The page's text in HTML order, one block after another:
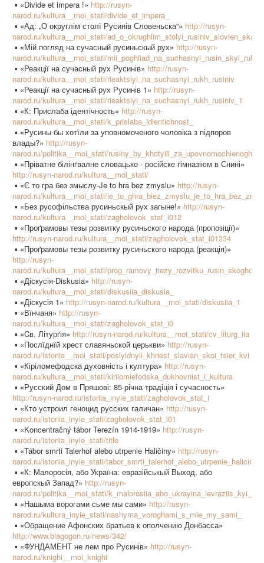
▪ «Divide et impera !» http://rusyn-
narod.ru/kultura__moi_stati/divide_et_impera_
▪ «Ад: „О округлім столї Русинів Словеньска“» http://rusyn-
narod.ru/kultura__moi_stati/ad_o_okrughlim_stolyi_rusiniv_slovien_ska_
▪ «Мій погляд на сучасный русиньскый рух» http://rusyn-
narod.ru/kultura__moi_stati/mii_poghliad_na_suchasnyi_rusin_skyi_rukh
▪ «Реакції на сучасный рух Русинів» http://rusyn-
narod.ru/kultura__moi_stati/rieaktsiyi_na_suchasnyi_rukh_rusiniv
▪ «Реакції на сучасный рух Русинів 1» http://rusyn-
narod.ru/kultura__moi_stati/rieaktsiyi_na_suchasnyi_rukh_rusiniv_1
▪ «К: Прислаба ідентічность» http://rusyn-
narod.ru/kultura__moi_stati/k_prislaba_idientichnost_
▪ «Русины бы хотїли за уповномоченого чоловіка з підпоров
влады?» http://rusyn-
narod.ru/politika__moi_stati/
▪ «Пріватне білінґвалне словацько - російске ґімназіюм в Снині»
http://rusyn-narod.ru/kultura__moi_stati/
▪ «Є то гра без змыслу-Je to hra bez zmyslu» http://rusyn-
narod.ru/kultura__moi_stati/
▪ «Без русофільства русиньскый рух загыне!» http://rusyn-
narod.ru/kultura__moi_stati/zagholovok_stat_i012
▪ «Проґрамовы тезы розвитку русиньского народа (пропозіції)»
http://rusyn-narod.ru/kultura__moi_stati/zagholovok_stat_i01234
▪ «Проґрамовы тезы розвитку русиньского народа (реакція)»
http://rusyn-
narod.ru/kultura__moi_stati/
▪ «Діскусія-Diskusia» http://rusyn-
narod.ru/kultura__moi_stati/diskusiia_diskusia_
▪ «Діскусія 1» http://rusyn-narod.ru/kultura__moi_stati/diskusiia_1
▪ «Вїнчаня» http://rusyn-
narod.ru/kultura__moi_stati/zagholovok_stat_i0
▪ «Cв. Літурґія» http://rusyn-narod.ru/kultura__moi_stati/cv_liturg_iia
▪ «Послїднїй хрест славяньской церькви» http://rusyn-
narod.ru/istoriia__moi_stati/poslyidnyii_khriest_slavian_skoi_tsier_kvi
▪ «Кіріломефодска духовність і култура» http://rusyn-
narod.ru/kultura__moi_stati/kirilomiefodska_dukhovnist_i_kultura
▪ «Русский Дом в Пряшові: 85-річна традіція і сучасность»
http://rusyn-narod.ru/istoriia_inyie_stati/zagholovok_stat_i
▪ «Кто устроил геноцид русских галичан» http://rusyn-
narod.ru/istoriia_inyie_stati/zagholovok_stat_i01
▪ «Koncentračný tábor Terezín 1914-1919» http://rusyn-
narod.ru/istoriia_inyie_stati/title
▪ «Tábor smrti Talerhof alebo utrpenie Haličiny» http://rusyn-
narod.ru/istoriia_inyie_stati/tabor_smrti_talerhof_alebo_utrpenie_haliciny_
▪ «К: Малоросія, або Україна: евразійськый Выход, або
европскый Запад?» http://rusyn-
narod.ru/politika__moi_stati/
▪ «Нашыма ворогами сьме мы сами» http://rusyn-
narod.ru/kultura_inyie_stati/nashyma_voroghami_s_mie_my_sami_
▪ «Обращение Афонских братьев к ополчению Донбасса»
http://www.blagogon.ru/news/342/
▪ «ФУНДАМЕНТ не лем про Русинів» http://rusyn-
narod.ru/knighi__moi_knighi